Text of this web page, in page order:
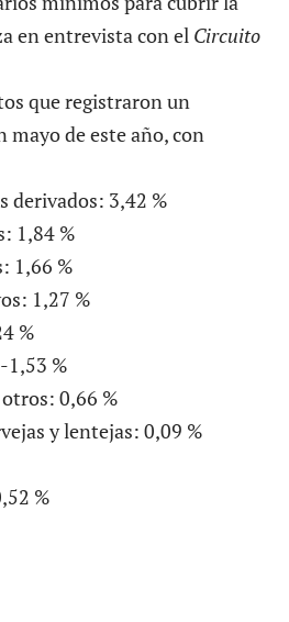
en entrevista con el Circuito
que registraron un
mayo de este año, con
derivados: 3,42 %
1,84 %
1,66 %
1,27 %
%
%
0,66 %
y lentejas: 0,09 %
%